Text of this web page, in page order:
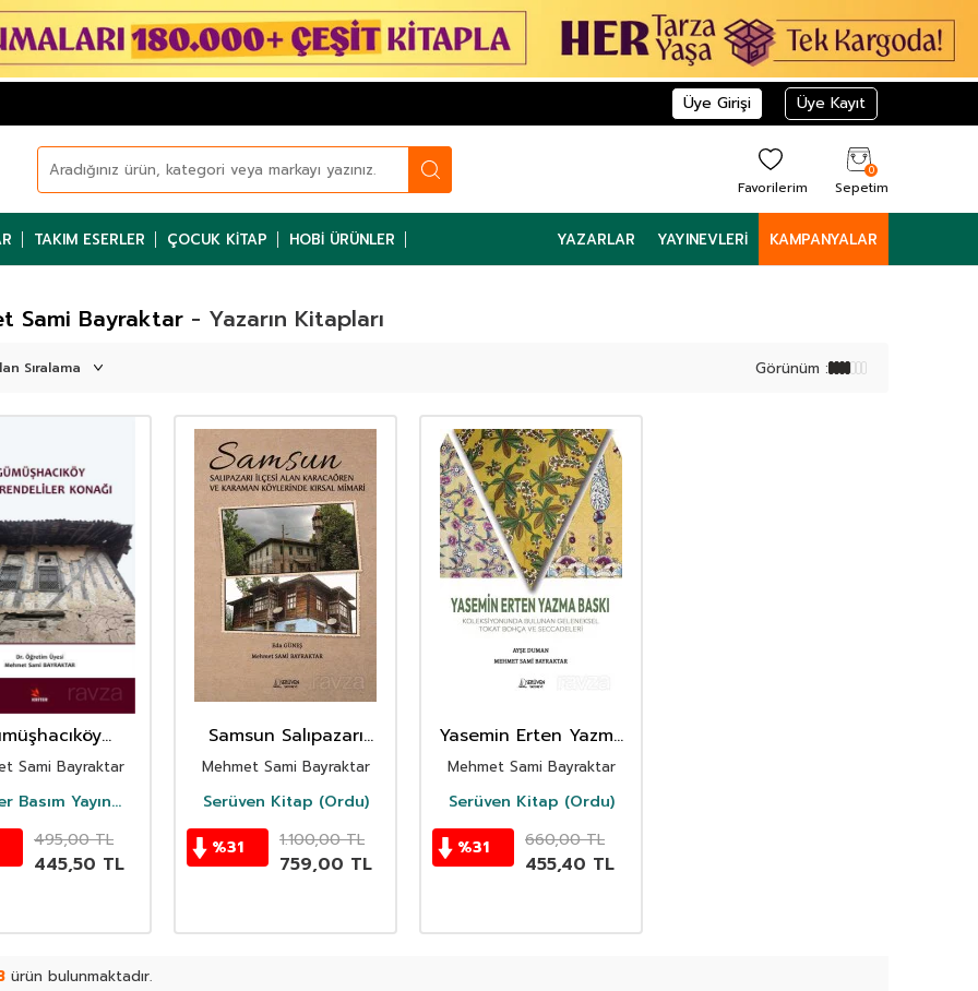
Üye Girişi Üye Kayıt
Favorilerim
0
Sepetim
TAKIM ESERLER ÇOCUK KITAP HOBI ÜRÜNLER YAZARLAR YAYINEVLERI KAMPANYALAR
- Yazarın Kitapları
Sami Bayraktar
Görünüm :
Konağı
Sami Bayraktar
Basım Yayın
495,00TL
445,50 TL
Samsun Salıpazarı
İlçesi Alan Karacaören
ve Karaman
Köylerinde Kırsal
Mimari
Mehmet Sami Bayraktar
Serüven Kitap (Ordu)
%31 1.100,00TL
759,00 TL
Yasemin Erten Yazma
Baskı Koleksiyonunda
Bulunan Geleneksel
Tokat Bohça ve
Seccadeleri
Mehmet Sami Bayraktar
Serüven Kitap (Ordu)
%31 660,00TL
455,40 TL
ürün bulunmaktadır.